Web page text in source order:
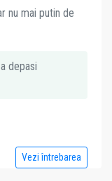
nu mai putin de
depasi
Vezi întrebarea